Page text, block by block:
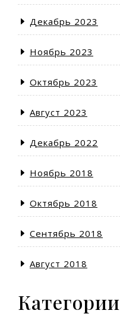
Декабрь 2023
Ноябрь 2023
Октябрь 2023
Август 2023
Декабрь 2022
Ноябрь 2018
Октябрь 2018
Сентябрь 2018
Август 2018
Категории